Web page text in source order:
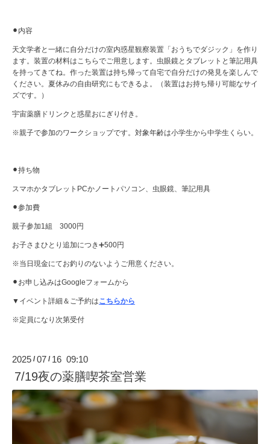
⚫︎内容
天文学者と一緒に自分だけの室内惑星観察装置「おうちでダジック」を作り
ます。装置の材料はこちらでご用意します。虫眼鏡とタブレットと筆記用具
を持ってきてね。作った装置は持ち帰って自宅で自分だけの発見を楽しんで
ください。夏休みの自由研究にもできるよ。（装置はお持ち帰り可能なサイ
ズです。）
宇宙薬膳ドリンクと惑星おにぎり付き。
※親子で参加のワークショップです。対象年齢は小学生から中学生くらい。
⚫︎持ち物
スマホかタブレットPCかノートパソコン、虫眼鏡、筆記用具
⚫︎参加費
親子参加1組 3000円
お子さまひとり追加につき➕500円
※当日現金にてお釣りのないようご用意ください。
⚫︎お申し込みはGoogleフォームから
▼イベント詳細＆ご予約はこちらから
※定員になり次第受付
2025 /07 / 16 09:10
7/19夜の薬膳喫茶室営業